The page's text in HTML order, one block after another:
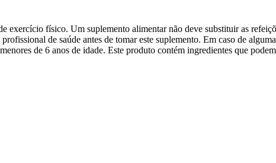
exercício físico. Um suplemento alimentar não deve substituir as
de saúde antes de tomar este suplemento. Em caso de
de 6 anos de idade. Este produto contém ingredientes que